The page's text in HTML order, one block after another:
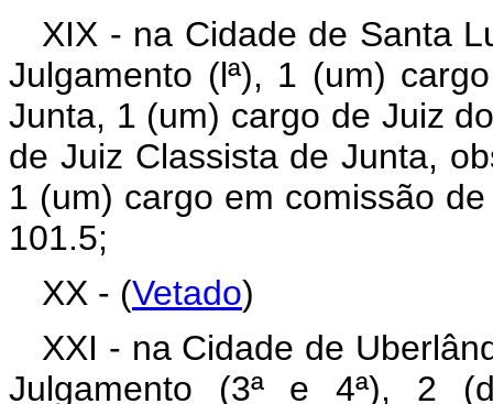
XIX - na Cidade de Santa
Julgamento (lª), 1 (um)
Junta, 1 (um) cargo de Juiz
de Juiz Classista de Junta,
1 (um) cargo em comissão
101.5;
XX - (Vetado)
XXI - na Cidade de
Julgamento (3ª e 4ª), 2